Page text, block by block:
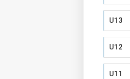
U13
U12
U11